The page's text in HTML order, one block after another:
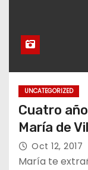
UNCATEGORIZED
Cuatro
María de
Oct 12, 2017
María te